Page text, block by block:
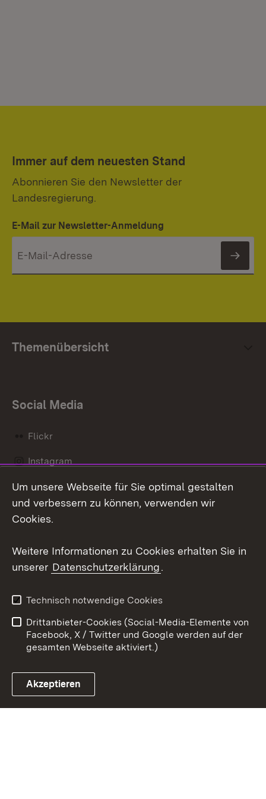
Immer auf dem neuesten Stand
Abonnieren Sie den Newsletter der
Landesregierung.
E-Mail zur Newsletter-Anmeldung
Themenübersicht
Social Media
Flickr
Instagram
Social Wall
Link zum Landesportal
Barrierefreiheit
Benutzungshinweise
Impressum
Cookies
Um unsere Webseite für Sie optimal gestalten
und verbessern zu können, verwenden wir
Cookies.
Weitere Informationen zu Cookies erhalten Sie in
unserer Datenschutzerklärung.
Technisch notwendige Cookies
Drittanbieter-Cookies (Social-Media-Elemente von
Facebook, X / Twitter und Google werden auf der
gesamten Webseite aktiviert.)
Akzeptieren